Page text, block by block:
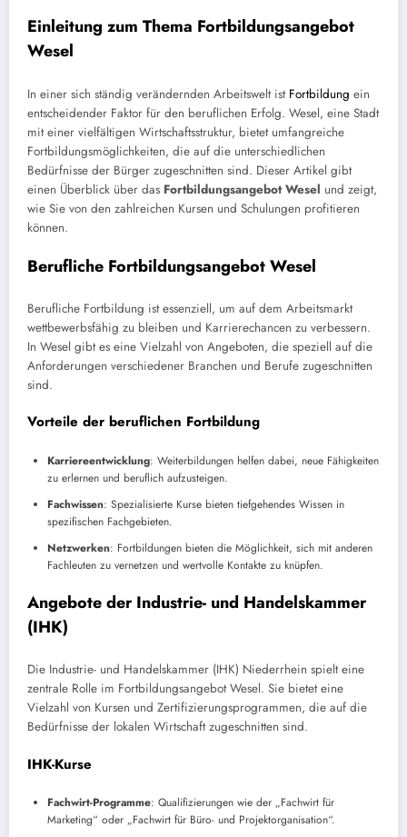
Einleitung zum Thema Fortbildungsangebot
Wesel
In einer sich ständig verändernden Arbeitswelt istFortbildung ein
entscheidender Faktor für den beruflichen Erfolg. Wesel, eine Stadt
mit einer vielfältigen Wirtschaftsstruktur, bietet umfangreiche
Fortbildungsmöglichkeiten, die auf die unterschiedlichen
Bedürfnisse der Bürger zugeschnitten sind. Dieser Artikel gibt
einen Überblick über das Fortbildungsangebot Wesel und zeigt,
wie Sie von den zahlreichen Kursen und Schulungen profitieren
können.
Berufliche Fortbildungsangebot Wesel
Berufliche Fortbildung ist essenziell, um auf dem Arbeitsmarkt
wettbewerbsfähig zu bleiben und Karrierechancen zu verbessern.
In Wesel gibt es eine Vielzahl von Angeboten, die speziell auf die
Anforderungen verschiedener Branchen und Berufe zugeschnitten
sind.
Vorteile der beruflichen Fortbildung
Karriereentwicklung: Weiterbildungen helfen dabei, neue Fähigkeiten
zu erlernen und beruflich aufzusteigen.
Fachwissen: Spezialisierte Kurse bieten tiefgehendes Wissen in
spezifischen Fachgebieten.
Netzwerken: Fortbildungen bieten die Möglichkeit, sich mit anderen
Fachleuten zu vernetzen und wertvolle Kontakte zu knüpfen.
Angebote der Industrie- und Handelskammer
(IHK)
Die Industrie- und Handelskammer (IHK) Niederrhein spielt eine
zentrale Rolle im Fortbildungsangebot Wesel. Sie bietet eine
Vielzahl von Kursen und Zertifizierungsprogrammen, die auf die
Bedürfnisse der lokalen Wirtschaft zugeschnitten sind.
IHK-Kurse
Fachwirt-Programme: Qualifizierungen wie der „Fachwirt für
Marketing“ oder „Fachwirt für Büro- und Projektorganisation“.